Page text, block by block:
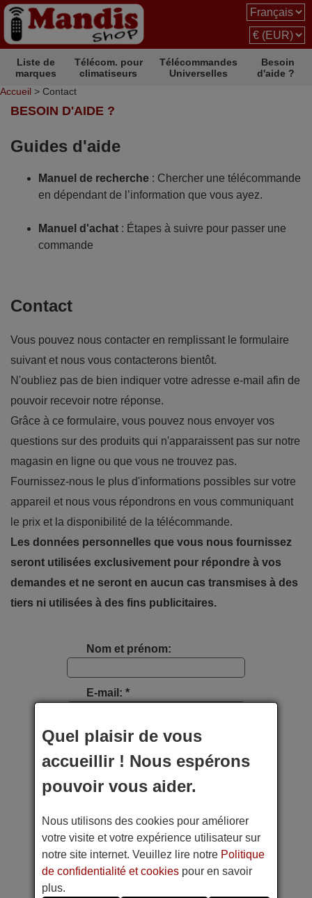
Liste de
marques
Télécom. pour
climatiseurs
Télécommandes
Universelles
Besoin
d'aide ?
Accueil > Contact
BESOIN D'AIDE ?
Guides d'aide
Manuel de recherche : Chercher une télécommande
en dépendant de l’information que vous ayez.
Manuel d'achat : Étapes à suivre pour passer une
commande
Contact
Vous pouvez nous contacter en remplissant le formulaire
suivant et nous vous contacterons bientôt.
N'oubliez pas de bien indiquer votre adresse e-mail afin de
pouvoir recevoir notre réponse.
Grâce à ce formulaire, vous pouvez nous envoyer vos
questions sur des produits qui n'apparaissent pas sur notre
magasin en ligne ou que vous ne trouvez pas.
Fournissez-nous le plus d'informations possibles sur votre
appareil et nous vous répondrons en vous communiquant
le prix et la disponibilité de la télécommande.
Les données personnelles que vous nous fournissez
seront utilisées exclusivement pour répondre à vos
demandes et ne seront en aucun cas transmises à des
tiers ni utilisées à des fins publicitaires.
Nom et prénom:
E-mail: *
Type d'appareil:
Marque:
Modèle:
Photo étiquette appareil:
Quel plaisir de vous
accueillir ! Nous espérons
pouvoir vous aider.
Nous utilisons des cookies pour améliorer
votre visite et votre expérience utilisateur sur
notre site internet. Veuillez lire notre Politique
de confidentialité et cookies pour en savoir
plus.